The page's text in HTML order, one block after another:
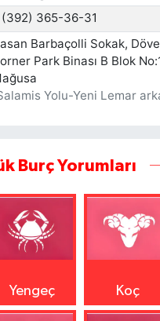
Burç Yorumları
Yengeç Koç